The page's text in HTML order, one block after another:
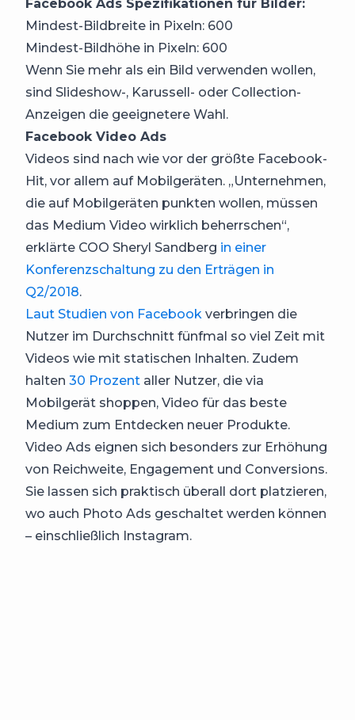
Facebook Ads Spezifikationen für Bilder:
Mindest-Bildbreite in Pixeln: 600
Mindest-Bildhöhe in Pixeln: 600
Wenn Sie mehr als ein Bild verwenden wollen,
sind Slideshow-, Karussell- oder Collection-
Anzeigen die geeignetere Wahl.
Facebook Video Ads
Videos sind nach wie vor der größte Facebook-
Hit, vor allem auf Mobilgeräten. „Unternehmen,
die auf Mobilgeräten punkten wollen, müssen
das Medium Video wirklich beherrschen“,
erklärte COO Sheryl Sandberg in einer
Konferenzschaltung zu den Erträgen in
Q2/2018.
Laut Studien von Facebook verbringen die
Nutzer im Durchschnitt fünfmal so viel Zeit mit
Videos wie mit statischen Inhalten. Zudem
halten 30 Prozent aller Nutzer, die via
Mobilgerät shoppen, Video für das beste
Medium zum Entdecken neuer Produkte.
Video Ads eignen sich besonders zur Erhöhung
von Reichweite, Engagement und Conversions.
Sie lassen sich praktisch überall dort platzieren,
wo auch Photo Ads geschaltet werden können
– einschließlich Instagram.